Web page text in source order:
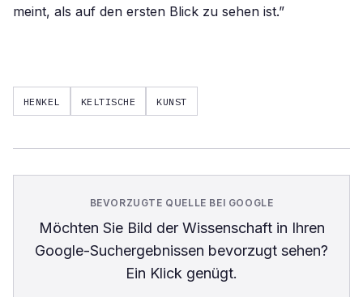
meint, als auf den ersten Blick zu sehen ist.”
HENKEL KELTISCHE KUNST
BEVORZUGTE QUELLE BEI GOOGLE
Möchten Sie Bild der Wissenschaftin Ihren
Google-Suchergebnissen bevorzugt sehen?
Ein Klick genügt.